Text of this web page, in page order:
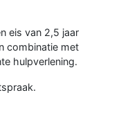
eis van 2,5 jaar
combinatie met
hulpverlening.